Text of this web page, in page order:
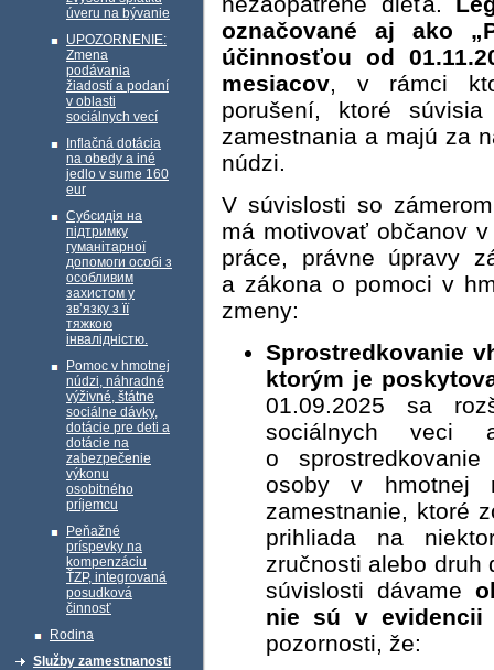
úveru na bývanie
UPOZORNENIE:
Zmena
podávania
žiadostí a podaní
v oblasti
sociálnych vecí
Inflačná dotácia
na obedy a iné
jedlo v sume 160
eur
Субсидія на
підтримку
гуманітарної
допомоги особі з
особливим
захистом у
зв’язку з її
тяжкою
інвалідністю.
Pomoc v hmotnej
núdzi, náhradné
výživné, štátne
sociálne dávky,
dotácie pre deti a
dotácie na
zabezpečenie
výkonu
osobitného
príjemcu
Peňažné
príspevky na
kompenzáciu
ŤZP, integrovaná
posudková
činnosť
Rodina
Služby zamestnanosti
označované aj ako
účinnosťou od
mesiacov, v rámci
porušení, ktoré
zamestnania a majú za
núdzi.
V súvislosti so
má motivovať občanov
práce, právne úpravy
a zákona o pomoci v
zmeny:
Sprostredkovanie
ktorým je
01.09.2025 sa
sociálnych veci
o
osoby v hmotnej
zamestnanie, ktoré
prihliada na
zručnosti alebo druh
súvislosti dávame
nie sú v evidencii
pozornosti, že: